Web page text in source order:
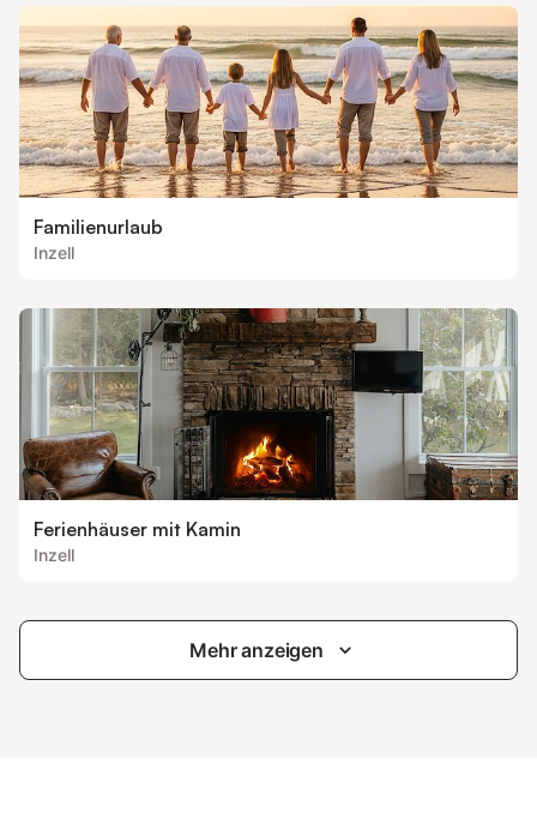
Familienurlaub
Inzell
Ferienhäuser mit Kamin
Inzell
Mehr anzeigen